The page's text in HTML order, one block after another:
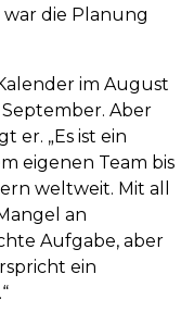
die Planung
im August
Aber
er. „Es ist ein
eigenen Team bis
weltweit. Mit all
an
Aufgabe, aber
ein